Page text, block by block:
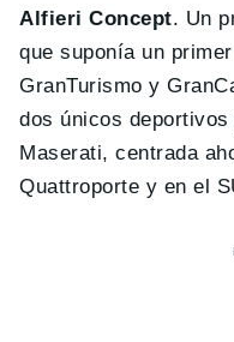
Alfieri Concept. Un
que suponía un
GranTurismo y
dos únicos
Maserati, centrada
Quattroporte y en el